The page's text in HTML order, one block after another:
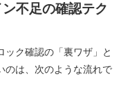
不足の確認テク
ック確認の「裏ワザ」と
のは、次のような流れで